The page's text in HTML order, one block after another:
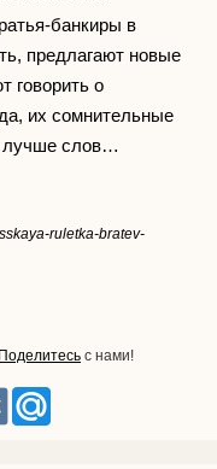
банкиры в
предлагают новые
говорить о
их сомнительные
лучше слов…
ruletka-bratev-
Поделитесь с нами!